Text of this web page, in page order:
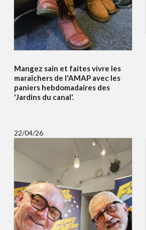
Mangez sain et faites vivre les
maraîchers de l'AMAP avec les
paniers hebdomadaires des
'Jardins du canal'.
22/04/26